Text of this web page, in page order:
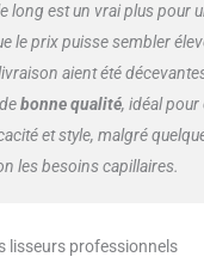
long est un vrai plus pour
le prix puisse sembler
aient été
bonne qualité, idéal pour
et style, malgré
les besoins capillaires.
lisseurs professionnels